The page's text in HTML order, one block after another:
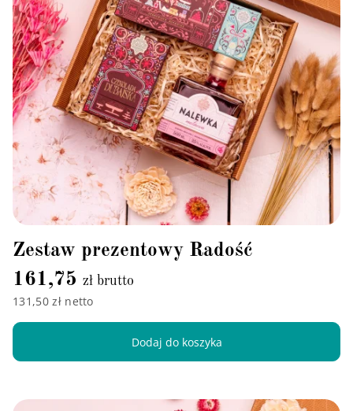
Zestaw prezentowy Radość
161,75 zł brutto
131,50 zł netto
Dodaj do koszyka